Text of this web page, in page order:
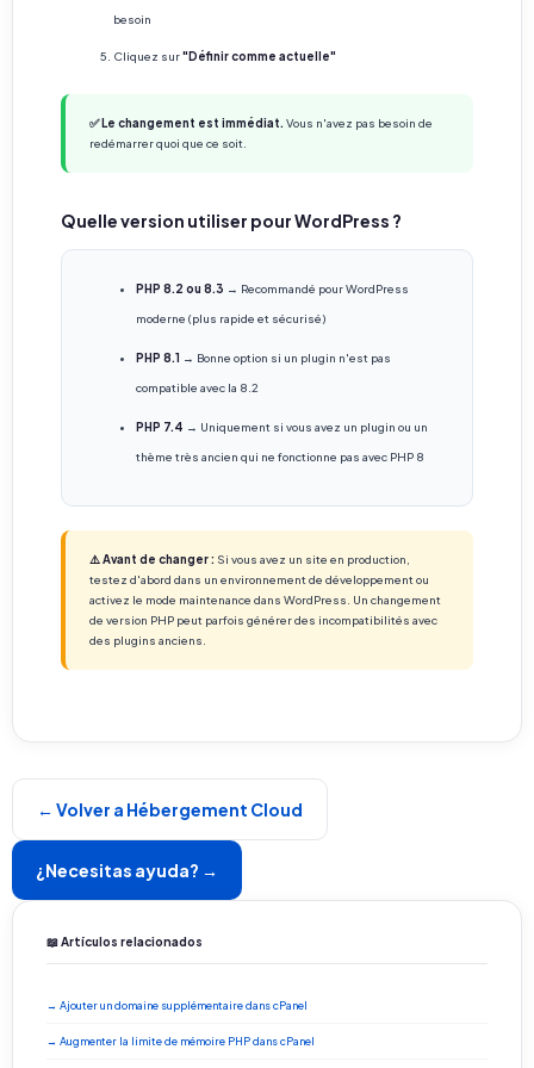
besoin
Cliquez sur"Définir comme actuelle"
✅ Le changement est immédiat. Vous n'avez pas besoin de
redémarrer quoi que ce soit.
Quelle version utiliser pour WordPress ?
PHP 8.2 ou 8.3 → Recommandé pour WordPress
moderne (plus rapide et sécurisé)
PHP 8.1 → Bonne option si un plugin n'est pas
compatible avec la 8.2
PHP 7.4 → Uniquement si vous avez un plugin ou un
thème très ancien qui ne fonctionne pas avec PHP 8
⚠️ Avant de changer : Si vous avez un site en production,
testez d'abord dans un environnement de développement ou
activez le mode maintenance dans WordPress. Un changement
de version PHP peut parfois générer des incompatibilités avec
des plugins anciens.
← Volver a Hébergement Cloud
¿Necesitas ayuda? →
📖 Artículos relacionados
→ Ajouter un domaine supplémentaire dans cPanel
→ Augmenter la limite de mémoire PHP dans cPanel